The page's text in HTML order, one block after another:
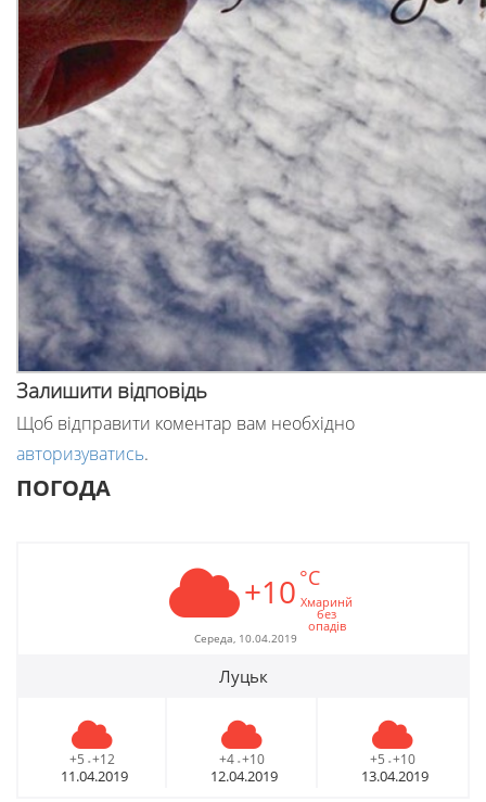
Залишити відповідь
Щоб відправити коментар вам необхідно
авторизуватись.
ПОГОДА
+10 °C
Хмаринй
без
опадів
Середа, 10.04.2019
Луцьк
+5 - +12
11.04.2019
+4 - +10
12.04.2019
+5 - +10
13.04.2019